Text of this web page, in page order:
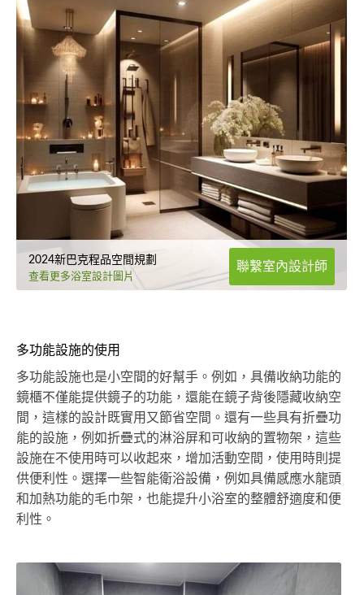
2024新巴克程品空間規劃
查看更多浴室設計圖片
聯繫室內設計師
多功能設施的使用
多功能設施也是小空間的好幫手。例如，具備收納功能的
鏡櫃不僅能提供鏡子的功能，還能在鏡子背後隱藏收納空
間，這樣的設計既實用又節省空間。還有一些具有折疊功
能的設施，例如折疊式的淋浴屏和可收納的置物架，這些
設施在不使用時可以收起來，增加活動空間，使用時則提
供便利性。選擇一些智能衛浴設備，例如具備感應水龍頭
和加熱功能的毛巾架，也能提升小浴室的整體舒適度和便
利性。